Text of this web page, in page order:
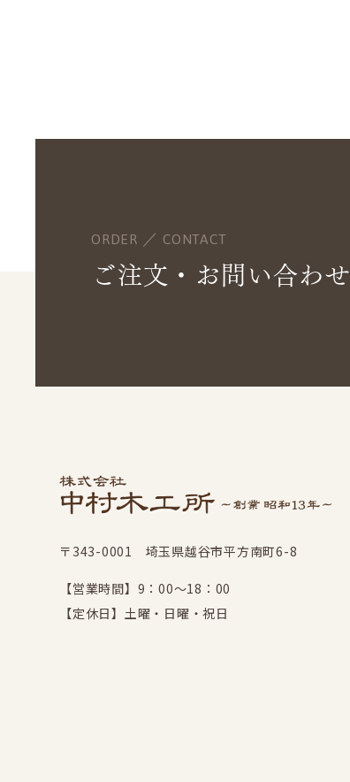
ORDER ／ CONTACT
ご注文・お問い合わせ
〒343-0001 埼玉県越谷市平方南町6-8
【営業時間】9：00～18：00
【定休日】土曜・日曜・祝日